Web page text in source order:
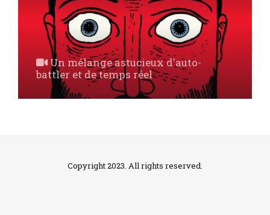
Un mélange astucieux d'auto-
battler et de temps réel
Copyright 2023. All rights reserved.